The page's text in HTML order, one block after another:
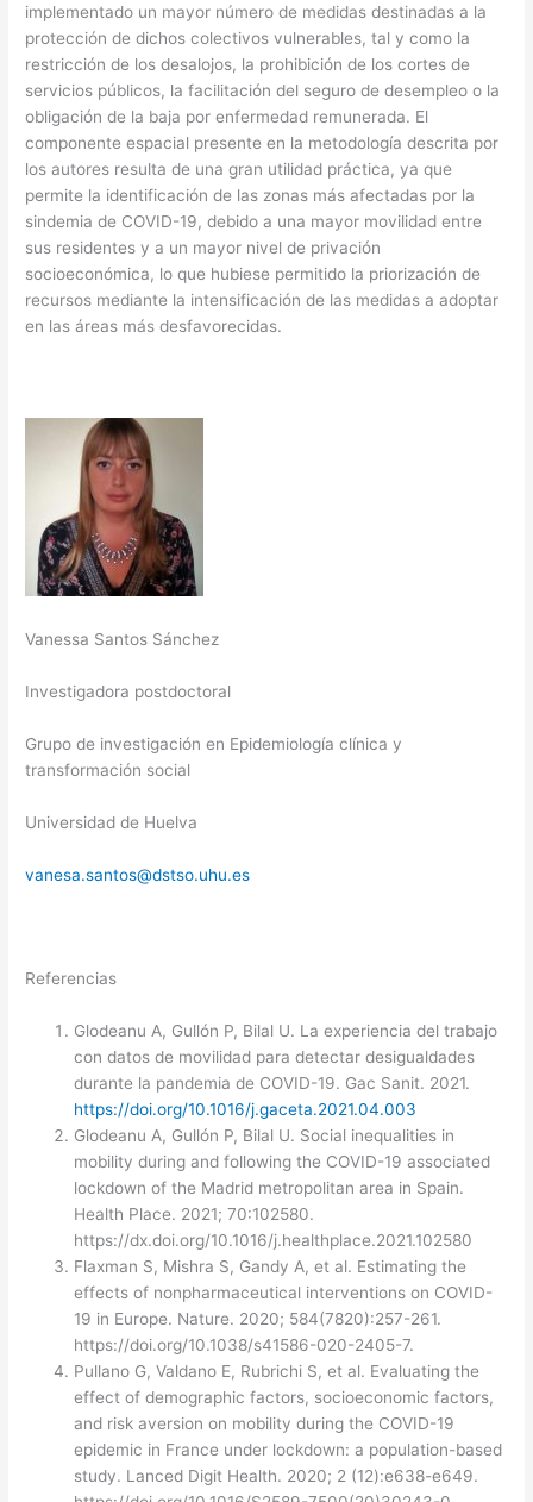
implementado un mayor número de medidas destinadas a la
protección de dichos colectivos vulnerables, tal y como la
restricción de los desalojos, la prohibición de los cortes de
servicios públicos, la facilitación del seguro de desempleo o la
obligación de la baja por enfermedad remunerada. El
componente espacial presente en la metodología descrita por
los autores resulta de una gran utilidad práctica, ya que
permite la identificación de las zonas más afectadas por la
sindemia de COVID-19, debido a una mayor movilidad entre
sus residentes y a un mayor nivel de privación
socioeconómica, lo que hubiese permitido la priorización de
recursos mediante la intensificación de las medidas a adoptar
en las áreas más desfavorecidas.
Vanessa Santos Sánchez
Investigadora postdoctoral
Grupo de investigación en Epidemiología clínica y
transformación social
Universidad de Huelva
vanesa.santos@dstso.uhu.es
Referencias
Glodeanu A, Gullón P, Bilal U. La experiencia del trabajo
con datos de movilidad para detectar desigualdades
durante la pandemia de COVID-19. Gac Sanit. 2021.
https://doi.org/10.1016/j.gaceta.2021.04.003
Glodeanu A, Gullón P, Bilal U. Social inequalities in
mobility during and following the COVID-19 associated
lockdown of the Madrid metropolitan area in Spain.
Health Place. 2021; 70:102580.
https://dx.doi.org/10.1016/j.healthplace.2021.102580
Flaxman S, Mishra S, Gandy A, et al. Estimating the
effects of nonpharmaceutical interventions on COVID-
19 in Europe. Nature. 2020; 584(7820):257-261.
https://doi.org/10.1038/s41586-020-2405-7.
Pullano G, Valdano E, Rubrichi S, et al. Evaluating the
effect of demographic factors, socioeconomic factors,
and risk aversion on mobility during the COVID-19
epidemic in France under lockdown: a population-based
study. Lanced Digit Health. 2020; 2 (12):e638-e649.